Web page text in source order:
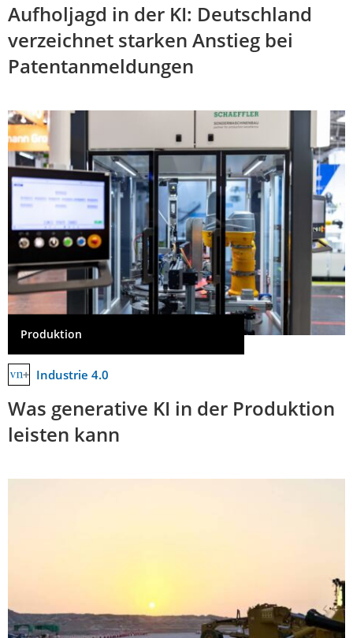
Aufholjagd in der KI: Deutschland
verzeichnet starken Anstieg bei
Patentanmeldungen
Produktion
Industrie 4.0
Was generative KI in der Produktion
leisten kann